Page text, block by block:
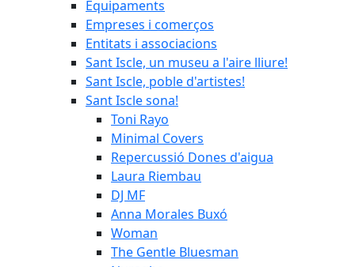
Equipaments
Empreses i comerços
Entitats i associacions
Sant Iscle, un museu a l'aire lliure!
Sant Iscle, poble d'artistes!
Sant Iscle sona!
Toni Rayo
Minimal Covers
Repercussió Dones d'aigua
Laura Riembau
DJ MF
Anna Morales Buxó
Woman
The Gentle Bluesman